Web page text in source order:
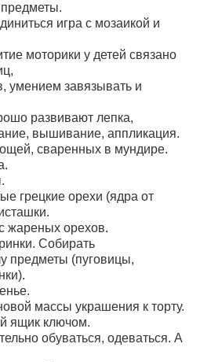
игра с мозаикой и
моторики у детей связано
умением завязывать и
развивают лепка,
вышивание, аппликация.
сваренных в мундире.
грецкие орехи (ядра от
жареных орехов.
Собирать
предметы (пуговицы,
массы украшения к торту.
ящик ключом.
обуваться, одеваться. А